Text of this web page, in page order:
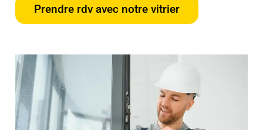
Prendre rdv avec notre vitrier